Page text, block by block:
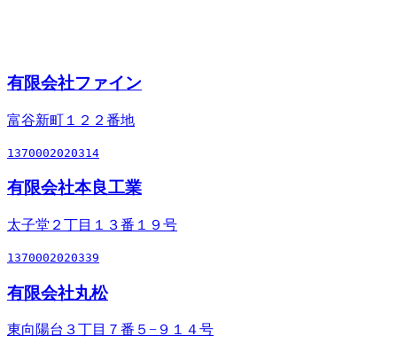
有限会社ファイン
富谷新町１２２番地
1370002020314
有限会社本良工業
太子堂２丁目１３番１９号
1370002020339
有限会社丸松
東向陽台３丁目７番５−９１４号